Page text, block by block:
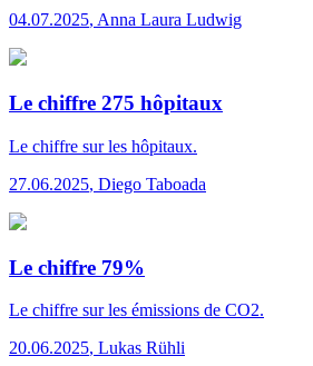
04.07.2025, Anna Laura Ludwig
Le chiffre 275 hôpitaux
Le chiffre sur les hôpitaux.
27.06.2025, Diego Taboada
Le chiffre 79%
Le chiffre sur les émissions de CO2.
20.06.2025, Lukas Rühli